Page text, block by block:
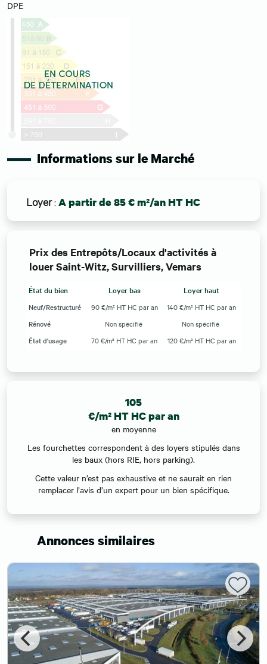
DPE
Informations sur le Marché
Loyer: A partir de 85 € m²/an HT HC
Prix des Entrepôts/Locaux d'activités à
louer Saint-Witz, Survilliers, Vemars
État du bien Loyer bas Loyer haut
Neuf/Restructuré 90 €/m² HT HC par an
140 €/m² HT HC par an
Rénové
Non spécifié
Non spécifié
État d'usage
70 €/m² HT HC par an 120 €/m² HT HC par an
105
€/m² HT HC par an
en moyenne
Les fourchettes correspondent à des loyers stipulés dans
les baux (hors RIE, hors parking).
Cette valeur n’est pas exhaustive et ne saurait en rien
remplacer l’avis d’un expert pour un bien spécifique.
Annonces similaires